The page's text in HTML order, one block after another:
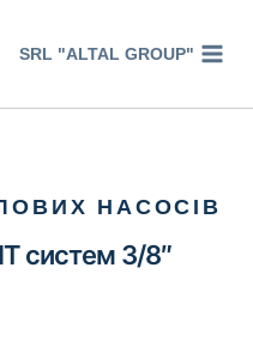
SRL "ALTAL GROUP"
НАСОСІВ
систем 3/8″